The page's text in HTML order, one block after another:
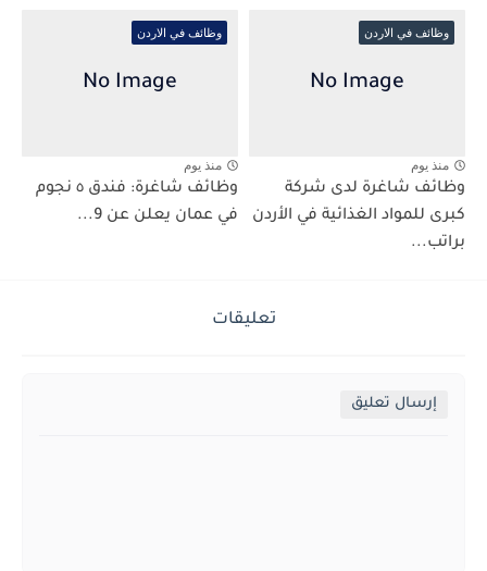
وظائف في الاردن
منذ يوم
وظائف شاغرة لدى شركة
كبرى للمواد الغذائية في الأردن
براتب...
وظائف في الاردن
منذ يوم
وظائف شاغرة: فندق ٥ نجوم
في عمان يعلن عن 9...
تعليقات
إرسال تعليق